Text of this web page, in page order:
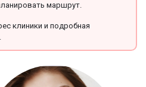
маршрут.
клиники и подробная